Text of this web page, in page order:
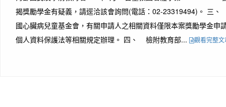
揭獎勵學金有疑義，請逕洽該會詢問(電話：02-23319494)。 三
國心臟病兒童基金會，有關申請人之相關資料僅限本案獎勵學金申
個人資料保護法等相關規定辦理。 四、 檢附教育部...
觀看完整文